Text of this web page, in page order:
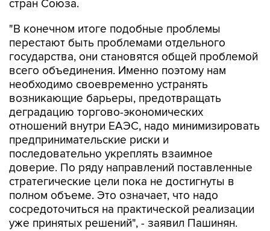
стран Союза.
"В конечном итоге подобные проблемы
перестают быть проблемами отдельного
государства, они становятся общей проблемой
всего объединения. Именно поэтому нам
необходимо своевременно устранять
возникающие барьеры, предотвращать
деградацию торгово-экономических
отношений внутри ЕАЭС, надо минимизировать
предпринимательские риски и
последовательно укреплять взаимное
доверие. По ряду направлений поставленные
стратегические цели пока не достигнуты в
полном объеме. Это означает, что надо
сосредоточиться на практической реализации
уже принятых решений", - заявил Пашинян.